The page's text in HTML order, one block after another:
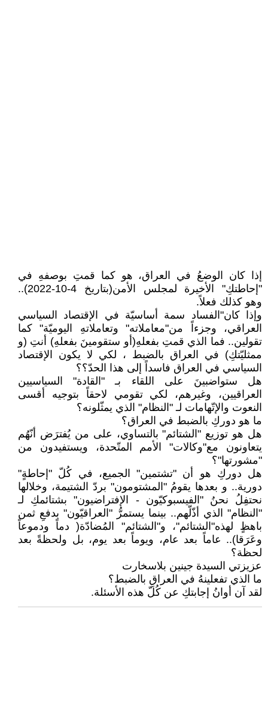
إذا كان الوضعُ في العراق، هو كما قمتِ بوصفهِ في
"إحاطتكِ" الأخيرة لمجلس الأمن(بتاريخ 4-10-2022)..
وهو كذلك فعلاً.
وإذا كان"الفساد سمة أساسيّة في الإقتصاد السياسي
العراقي، وجزءاً من"معاملاته" وتعاملاتهِ اليوميّة" كما
تقولين.. فما الذي قمتِ بفعلهِ(أو ستقومينَ بفعلهِ) أنتِ (و
ممثليّتكِ) في العراق بالضبط ، لكي لا يكون الإقتصاد
السياسي في العراق فاسداً إلى هذا الحدّ؟؟
هل ستواضبينَ على اللقاء بـ "القادة" السياسيين
العراقيين، وغيرهم، لكي تقومي لاحقاً بتوجيه أقسى
النعوت والإتّهامات لـ "النظام" الذي يمثّلونه؟
ما هو دوركِ بالضبط في العراق؟
هل هو توزيع "الشتائم" بالتساوي، على من يُفترَض أنّهُم
يتعاونون مع"وكالات" الأمم المتّحدة، ويستفيدون من
"مشورتها"؟
هل دوركِ هو أن "تشتمين" الجميع، في كُلّ "إحاطةٍ"
دورية.. و بعدها يقومُ "المشتومون" بردّ الشتيمة، وخلالها
نحتفِلُ نحنُ "الفيسبوكيّون - الإفتراضيون" بشتائمكِ لـ
"النظام" الذي أذّلّهم.. بينما يستمرُّ "العراقيّون" بدفعِ ثمن
باهظٍ لهذه"الشتائم"، و"الشتائم" المُضادّة( دماً ودموعاً
وعَرَقا).. عاماً بعد عام، ويوماً بعد يوم، بل ولحظةً بعد
لحظة؟
عزيزتي السيدة جينين بلاسخارت
ما الذي تفعلينهُ في العراقِ بالضبط؟
لقد آن أوانُ إجابتكِ عن كُلّ هذه الأسئلة.